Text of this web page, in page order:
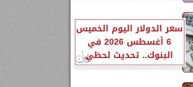
سعر الدولار اليوم الخميس
6 أغسطس 2026 في
البنوك.. تحديث لحظي